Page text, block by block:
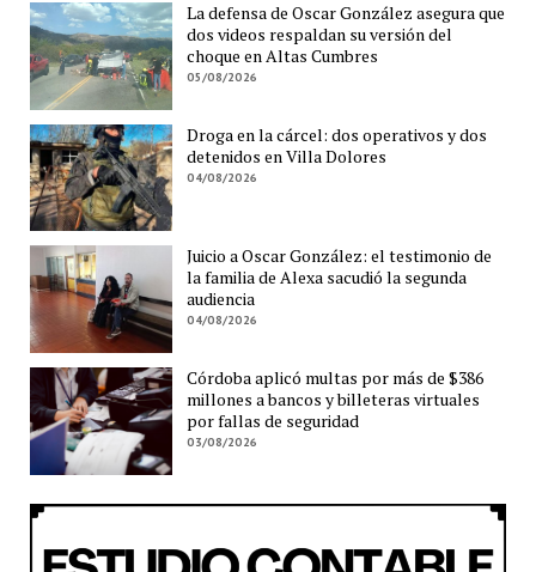
La defensa de Oscar González asegura que
dos videos respaldan su versión del
choque en Altas Cumbres
05/08/2026
Droga en la cárcel: dos operativos y dos
detenidos en Villa Dolores
04/08/2026
Juicio a Oscar González: el testimonio de
la familia de Alexa sacudió la segunda
audiencia
04/08/2026
Córdoba aplicó multas por más de $386
millones a bancos y billeteras virtuales
por fallas de seguridad
03/08/2026